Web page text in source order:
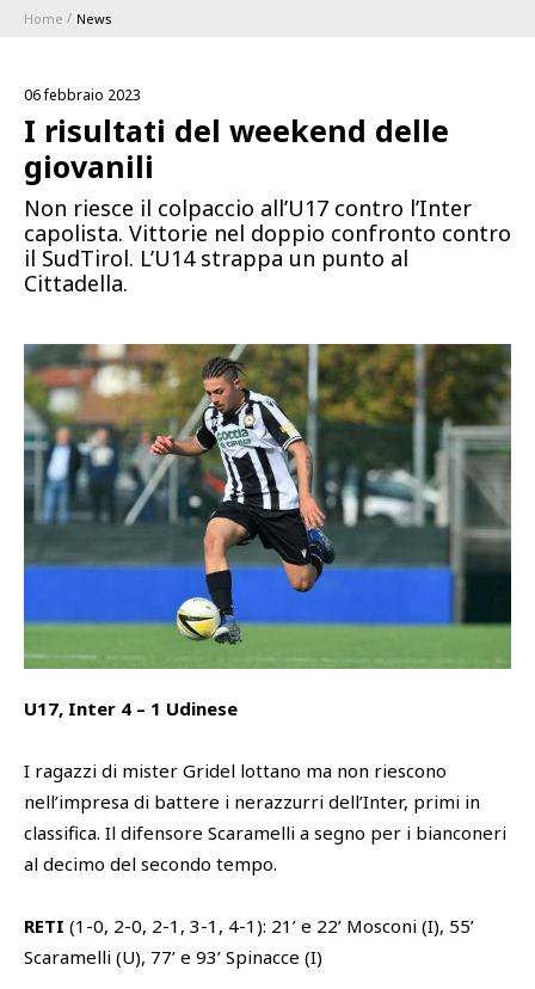
1896 MEMBERSHIP PROGRAM
Calendari e Risultati
Classifiche
CLUB
Cattedra Universidad Europea
Esports
MEETING CENTER
SPONSOR
SQUADRE
SHOP
PHOTOGALLERY
Home News
06 febbraio 2023
I risultati del weekend delle
giovanili
Non riesce il colpaccio all’U17 contro l’Inter
capolista. Vittorie nel doppio confronto contro
il SudTirol. L’U14 strappa un punto al
Cittadella.
U17, Inter 4 – 1 Udinese
I ragazzi di mister Gridel lottano ma non riescono
nell’impresa di battere i nerazzurri dell’Inter, primi in
classifica. Il difensore Scaramelli a segno per i bianconeri
al decimo del secondo tempo.
RETI (1-0, 2-0, 2-1, 3-1, 4-1): 21’ e 22’ Mosconi (I), 55’
Scaramelli (U), 77’ e 93’ Spinacce (I)